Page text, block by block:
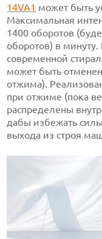
14VA1 может быть
Максимальная
1400 оборотов
оборотов) в
современной
может быть
отжима).
при отжиме (пока
распределены
дабы избежать
выхода из строя